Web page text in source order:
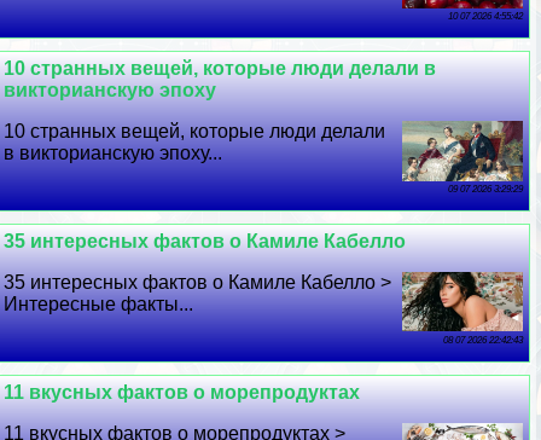
10 07 2026 4:55:42
10 странных вещей, которые люди делали в
викторианскую эпоху
10 странных вещей, которые люди делали
в викторианскую эпоху...
09 07 2026 3:29:29
35 интересных фактов о Камиле Кабелло
35 интересных фактов о Камиле Кабелло >
Интересные факты...
08 07 2026 22:42:43
11 вкусных фактов о морепродуктах
11 вкусных фактов о морепродуктах >